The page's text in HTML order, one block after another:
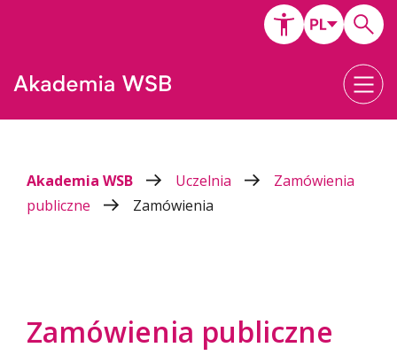
Akademia WSB Uczelnia
Zamówienia
publiczne
Zamówienia
Zamówienia publiczne